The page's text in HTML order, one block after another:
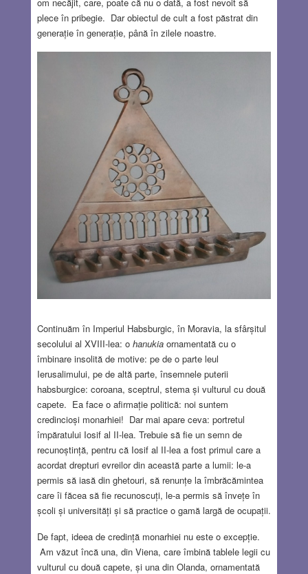
plece în pribegie. Dar obiectul de cult a fost păstrat din
generație în generație, până în zilele noastre.
Continuăm în Imperiul Habsburgic, în Moravia, la sfârșitul
secolului al XVIII-lea: o hanukiaornamentată cu o
îmbinare insolită de motive: pe de o parte leul
Ierusalimului, pe de altă parte, însemnele puterii
habsburgice: coroana, sceptrul, stema și vulturul cu două
capete. Ea face o afirmație politică: noi suntem
credincioși monarhiei! Dar mai apare ceva: portretul
împăratului Iosif al II-lea. Trebuie să fie un semn de
recunoștință, pentru că Iosif al II-lea a fost primul care a
acordat drepturi evreilor din această parte a lumii: le-a
permis să iasă din ghetouri, să renunțe la îmbrăcămintea
care îi făcea să fie recunoscuți, le-a permis să învețe în
școli și universități și să practice o gamă largă de ocupații.
De fapt, ideea de credință monarhiei nu este o excepție.
Am văzut încă una, din Viena, care îmbină tablele legii cu
vulturul cu două capete, și una din Olanda, ornamentată